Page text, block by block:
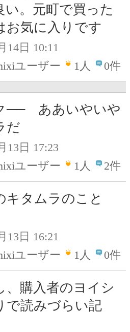
い。元町で買った
お気に入りです
14日 10:11
ユーザー
1人 0件
── ああいやいや
だ
13日 17:23
ユーザー
1人 2件
キタムラのこと
13日 16:21
ユーザー
1人 0件
、購入者のヨイシ
で読みづらい記